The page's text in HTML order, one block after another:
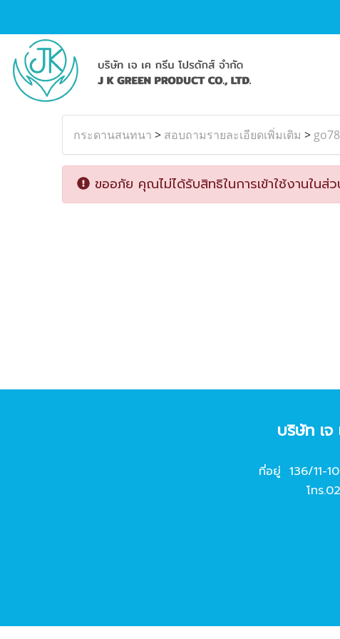
กระดานสนทนา > สอบถามรายละเอียดเพิ่มเติม >
ขออภัย คุณไม่ได้รับสิทธิในการเข้าใช้งานในส่
บริษัท เ
ที่อยู่ 136/11-
โทร.